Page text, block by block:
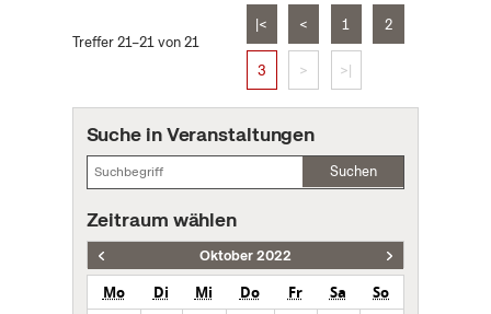
Treffer 21–21 von 21
|< < 1 2
3 > >|
Suche in Veranstaltungen
Suchen
Zeitraum wählen
Oktober 2022
Mo Di Mi Do Fr Sa
So